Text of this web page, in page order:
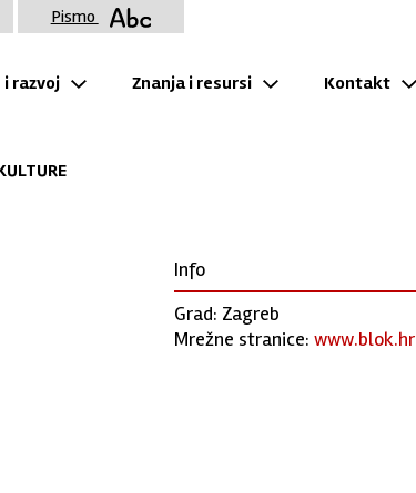
razvoj Znanja i resursi Kontakt
Info
Grad: Zagreb
Mrežne stranice: www.blok.hr
Pismo